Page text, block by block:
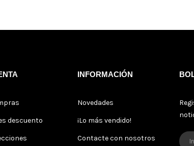
descuento
INFORMACIÓN
Novedades
¡Lo más vendido!
Contacte con nosotros